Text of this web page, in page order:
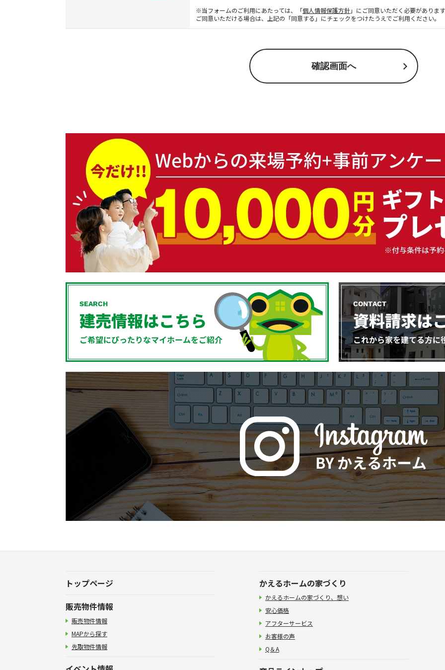
※当フォームのご利用にあたっては、「個人情報保護方針」にご同意いただく必要がありま
ご同意いただける場合は、上記の「同意する」にチェックをつけたうえでご利用ください。
トップページ
販売物件情報
販売物件情報
MAPから探す
先取物件情報
かえるホームの家づくり
かえるホームの家づくり、想い
安心価格
アフターサービス
お客様の声
Q＆A